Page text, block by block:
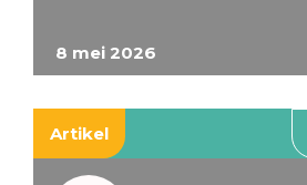
8 mei 2026
Artikel